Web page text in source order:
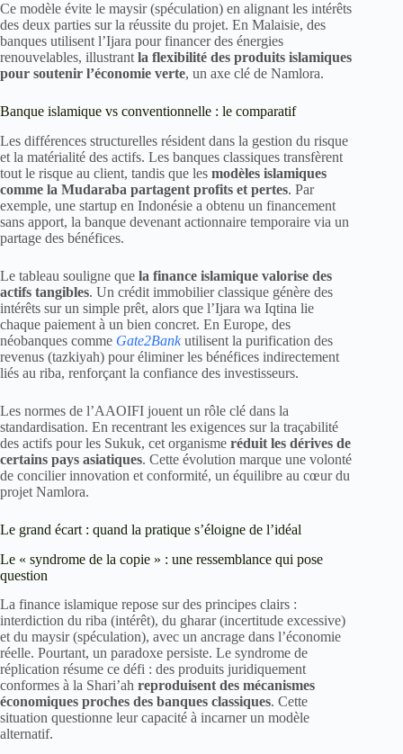
Ce modèle évite le maysir (spéculation) en alignant les intérêts
des deux parties sur la réussite du projet. En Malaisie, des
banques utilisent l’Ijara pour financer des énergies
renouvelables, illustrant la flexibilité des produits islamiques
pour soutenir l’économie verte, un axe clé de Namlora.
Banque islamique vs conventionnelle : le comparatif
Les différences structurelles résident dans la gestion du risque
et la matérialité des actifs. Les banques classiques transfèrent
tout le risque au client, tandis que les modèles islamiques
comme la Mudaraba partagent profits et pertes. Par
exemple, une startup en Indonésie a obtenu un financement
sans apport, la banque devenant actionnaire temporaire via un
partage des bénéfices.
Le tableau souligne que la finance islamique valorise des
actifs tangibles. Un crédit immobilier classique génère des
intérêts sur un simple prêt, alors que l’Ijara wa Iqtina lie
chaque paiement à un bien concret. En Europe, des
néobanques comme Gate2Bankutilisent la purification des
revenus (tazkiyah) pour éliminer les bénéfices indirectement
liés au riba, renforçant la confiance des investisseurs.
Les normes de l’AAOIFI jouent un rôle clé dans la
standardisation. En recentrant les exigences sur la traçabilité
des actifs pour les Sukuk, cet organisme réduit les dérives de
certains pays asiatiques. Cette évolution marque une volonté
de concilier innovation et conformité, un équilibre au cœur du
projet Namlora.
Le grand écart : quand la pratique s’éloigne de l’idéal
Le « syndrome de la copie » : une ressemblance qui pose
question
La finance islamique repose sur des principes clairs :
interdiction du riba (intérêt), du gharar (incertitude excessive)
et du maysir (spéculation), avec un ancrage dans l’économie
réelle. Pourtant, un paradoxe persiste. Le syndrome de
réplication résume ce défi : des produits juridiquement
conformes à la Shari’ah reproduisent des mécanismes
économiques proches des banques classiques. Cette
situation questionne leur capacité à incarner un modèle
alternatif.